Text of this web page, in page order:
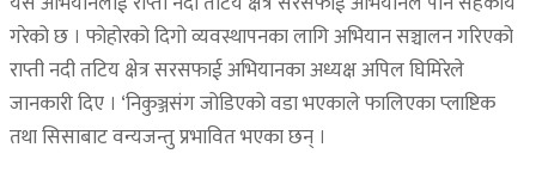
गरेको छ । फोहोरको दिगो व्यवस्थापनका लागि अभियान सञ्चालन गरिएको
राप्ती नदी तटिय क्षेत्र सरसफाई अभियानका अध्यक्ष अपिल घिमिरेले
जानकारी दिए । ‘निकुञ्जसंग जोडिएको वडा भएकाले फालिएका प्लाष्टिक
तथा सिसाबाट वन्यजन्तु प्रभावित भएका छन् ।